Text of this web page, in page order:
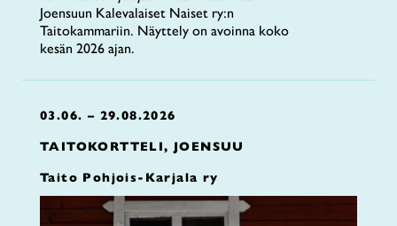
Joensuun Kalevalaiset Naiset ry:n
Taitokammariin. Näyttely on avoinna koko
kesän 2026 ajan.
03.06. – 29.08.2026
TAITOKORTTELI, JOENSUU
Taito Pohjois-Karjala ry